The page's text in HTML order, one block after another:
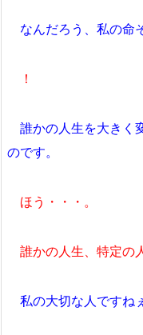
なんだろう、私の命
！
誰かの人生を大きく
のです。
ほう・・・。
誰かの人生、特定の
私の大切な人ですねぇ